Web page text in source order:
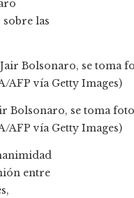
las
Bolsonaro, se toma
AFP vía Getty Images)
entre